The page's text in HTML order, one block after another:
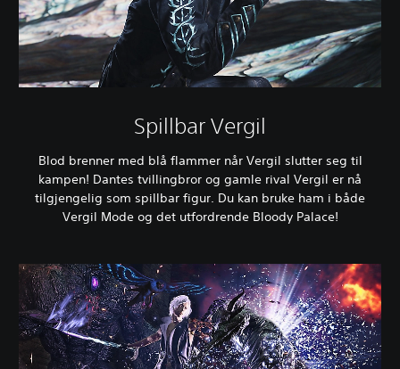
Spillbar Vergil
Blod brenner med blå flammer når Vergil slutter seg til
kampen! Dantes tvillingbror og gamle rival Vergil er nå
tilgjengelig som spillbar figur. Du kan bruke ham i både
Vergil Mode og det utfordrende Bloody Palace!